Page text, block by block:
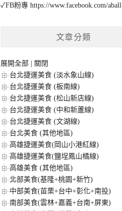
✓FB粉專https://www.facebook.com/aball
文章分類
展開全部
關閉
台北捷運美食 (淡水象山線)
台北捷運美食 (板南線)
台北捷運美食 (松山新店線)
台北捷運美食 (中和新蘆線)
台北捷運美食 (文湖線)
台北美食 (其他地區)
高雄捷運美食(岡山小港紅線)
高雄捷運美食(鹽埕鳳山橘線)
高雄美食 (其他地區)
北部美食(基隆+桃園+新竹)
中部美食(苗栗+台中+彰化+南投)
南部美食(雲林+嘉義+台南+屏東)